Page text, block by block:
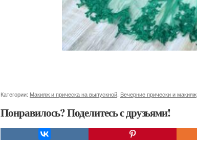
Категории: Макияж и прическа на выпускной Вечерние прически и макияж
Понравилось? Поделитесь с друзьями!